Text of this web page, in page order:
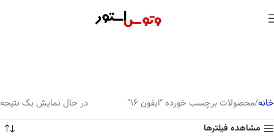
خانه محصولات برچسب خورده “ایفون 16” در حال نمایش یک نتیجه
مشاهده فیلترها